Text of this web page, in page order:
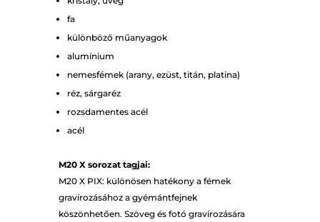
fa
különböző műanyagok
alumínium
nemesfémek (arany, ezüst, titán, platina)
réz, sárgaréz
rozsdamentes acél
acél
M20 X sorozat tagjai:
M20 X PIX: különösen hatékony a fémek
gravírozásához a gyémántfejnek
köszönhetően. Szöveg és fotó gravírozására